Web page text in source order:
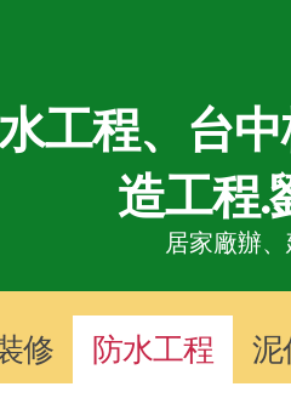
工程、台
造工程.
居家廠辦、
修 防水工程 泥